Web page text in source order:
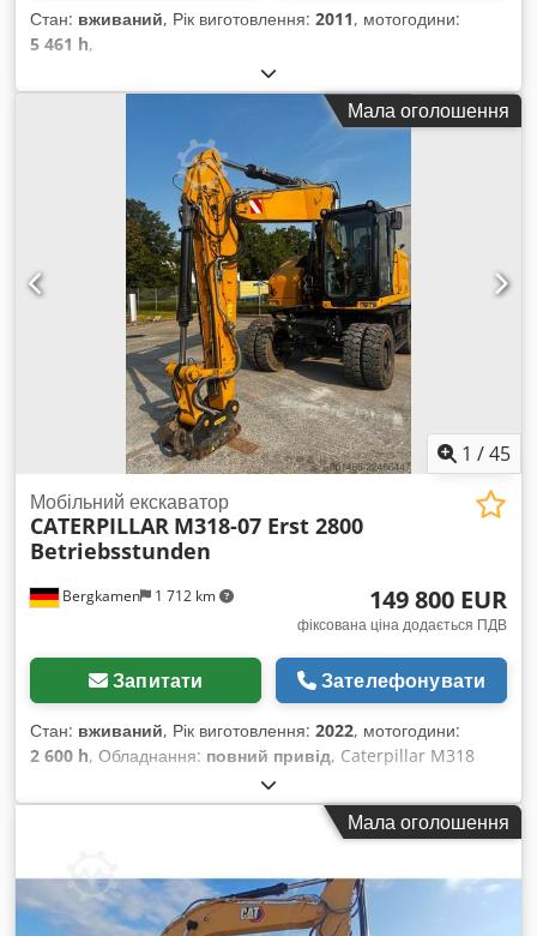
Стан: вживаний, Рік виготовлення: 2011, мотогодини:
5 461 h,
Мала оголошення
1 /45
Bergkamen 1 712 km
Мобільний екскаватор
CATERPILLAR M318-07 Erst 2800
Betriebsstunden
149 800 EUR
фіксована ціна додається ПДВ
Запитати Зателефонувати
Стан: вживаний, Рік виготовлення: 2022, мотогодини:
2 600 h, Обладнання: повний привід, Caterpillar M318
Двигун: Cat C4.4 Dwsdpfxjzqx Rto Ac Usa Потужність (ISO
14396): 129 кВт / приблизно 176 к.с. Об'єм: 4,4 л Циліндри:
4 Викиди: ЄС Stage V Технічні характеристики Максимальна
привід руху * Рульове управління: повний привід з
маятниковою віссю Паливо та гідравліка Бак для дизелю:
Мала оголошення